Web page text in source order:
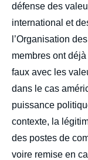
défense des
international et
l’Organisation
membres ont
faux avec les
dans le cas
puissance
contexte, la
des postes de
voire remise en